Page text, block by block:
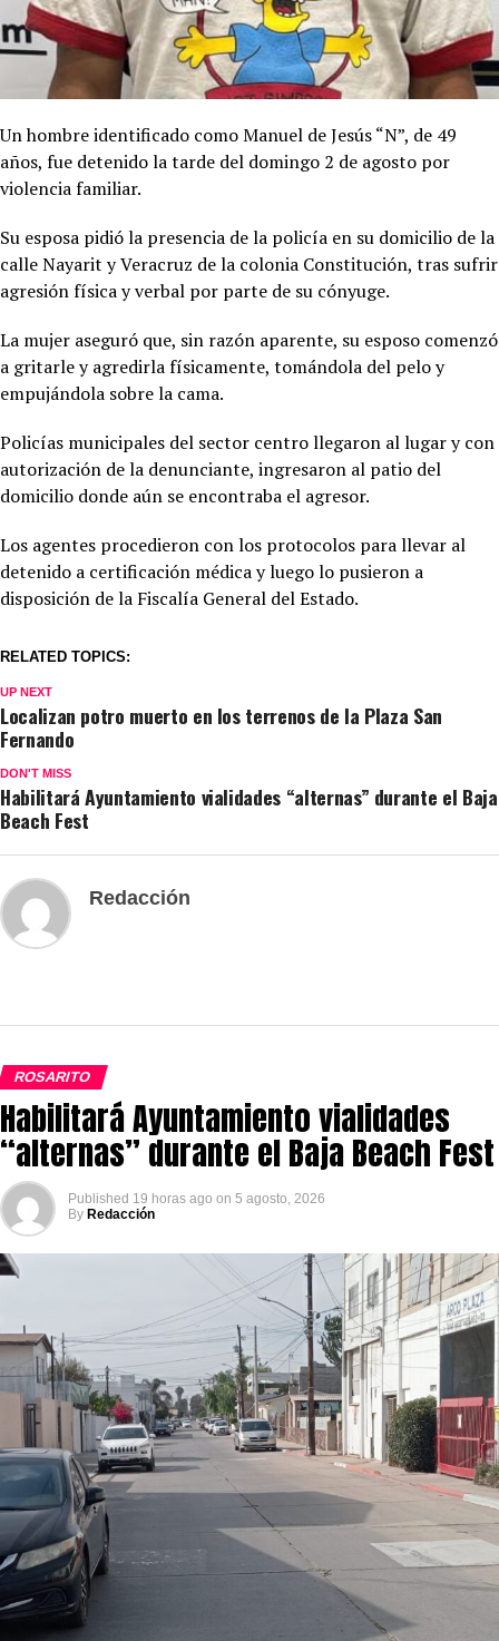
Un hombre identificado como Manuel de Jesús “N”, de 49
años, fue detenido la tarde del domingo 2 de agosto por
violencia familiar.
Su esposa pidió la presencia de la policía en su domicilio de la
calle Nayarit y Veracruz de la colonia Constitución, tras sufrir
agresión física y verbal por parte de su cónyuge.
La mujer aseguró que, sin razón aparente, su esposo comenzó
a gritarle y agredirla físicamente, tomándola del pelo y
empujándola sobre la cama.
Policías municipales del sector centro llegaron al lugar y con
autorización de la denunciante, ingresaron al patio del
domicilio donde aún se encontraba el agresor.
Los agentes procedieron con los protocolos para llevar al
detenido a certificación médica y luego lo pusieron a
disposición de la Fiscalía General del Estado.
RELATED TOPICS:
UP NEXT
Localizan potro muerto en los terrenos de la Plaza San
Fernando
DON'T MISS
Habilitará Ayuntamiento vialidades “alternas” durante el Baja
Beach Fest
Redacción
ROSARITO
Habilitará Ayuntamiento vialidades
“alternas” durante el Baja Beach Fest
Published 19 horas ago on 5 agosto, 2026
By Redacción